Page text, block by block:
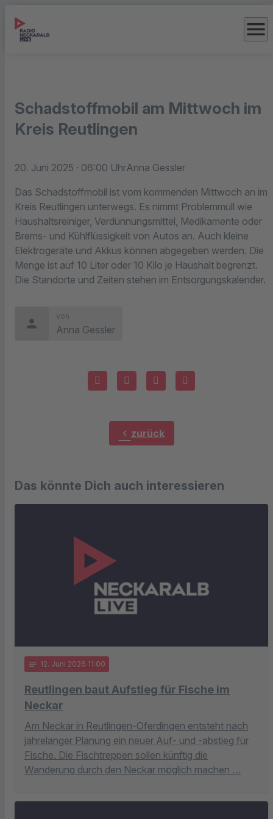
menu
Schadstoffmobil am Mittwoch im
Kreis Reutlingen
20. Juni 2025 · 06:00 UhrAnna Gessler
Das Schadstoffmobil ist vom kommenden Mittwoch an im
Kreis Reutlingen unterwegs. Es nimmt Problemmüll wie
Haushaltsreiniger, Verdünnungsmittel, Medikamente oder
Brems- und Kühlflüssigkeit von Autos an. Auch kleine
Elektrogeräte und Akkus können abgegeben werden. Die
Menge ist auf 10 Liter oder 10 Kilo je Haushalt begrenzt.
Die Standorte und Zeiten stehen im Entsorgungskalender.
person
von
Anna Gessler
chevron_left zurück
Das könnte Dich auch interessieren
notes 12. Juni 2026 11:00
Reutlingen baut Aufstieg für Fische im
Neckar
Am Neckar in Reutlingen-Oferdingen entsteht nach
jahrelanger Planung ein neuer Auf- und -abstieg für
Fische. Die Fischtreppen sollen künftig die
Wanderung durch den Neckar möglich machen …